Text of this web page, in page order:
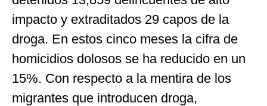
impacto y extraditados 29 capos de la
droga. En estos cinco meses la cifra de
homicidios dolosos se ha reducido en un
15%. Con respecto a la mentira de los
migrantes que introducen droga,